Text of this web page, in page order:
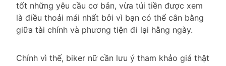
tốt những yêu cầu cơ bản, vừa túi tiền được xem
là điều thoải mái nhất bởi vì bạn có thể cân bằng
giữa tài chính và phương tiện đi lại hằng ngày.
Chính vì thế, biker nữ cần lưu ý tham khảo giá thật